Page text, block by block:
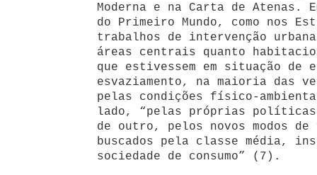
Moderna e na Carta de Atenas.
do Primeiro Mundo, como nos
trabalhos de intervenção
áreas centrais quanto
que estivessem em situação de
esvaziamento, na maioria das
pelas condições físico-
lado, “pelas próprias
de outro, pelos novos modos de
buscados pela classe média,
sociedade de consumo” (7).